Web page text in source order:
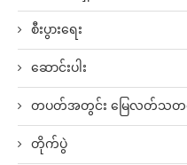
စီးပွားရေး
ဆောင်းပါး
တပတ်အတွင်း မြေလတ်သတ
တိုက်ပွဲ